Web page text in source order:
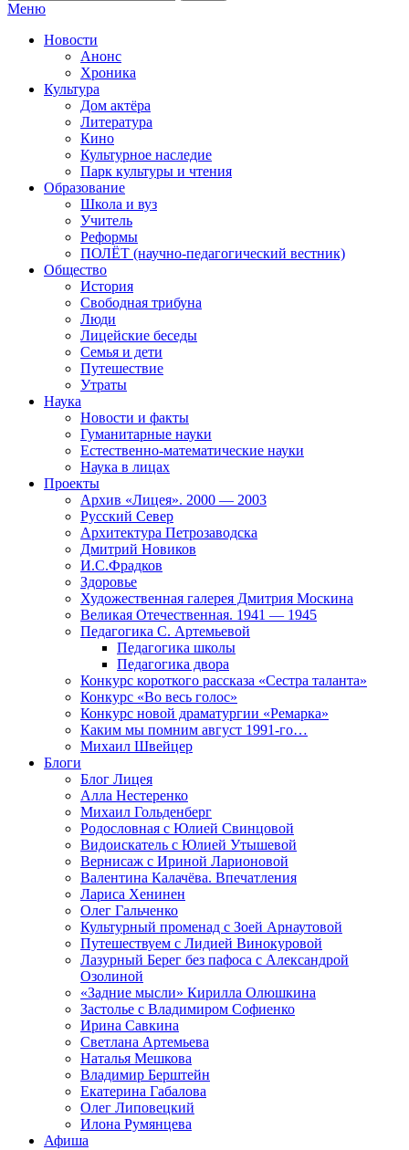
Меню
Новости
Анонс
Хроника
Культура
Дом актёра
Литература
Кино
Культурное наследие
Парк культуры и чтения
Образование
Школа и вуз
Учитель
Реформы
ПОЛЁТ (научно-педагогический вестник)
Общество
История
Свободная трибуна
Люди
Лицейские беседы
Семья и дети
Путешествие
Утраты
Наука
Новости и факты
Гуманитарные науки
Естественно-математические науки
Наука в лицах
Проекты
Архив «Лицея». 2000 — 2003
Русский Север
Архитектура Петрозаводска
Дмитрий Новиков
И.С.Фрадков
Здоровье
Художественная галерея Дмитрия Москина
Великая Отечественная. 1941 — 1945
Педагогика С. Артемьевой
Педагогика школы
Педагогика двора
Конкурс короткого рассказа «Сестра таланта»
Конкурс «Во весь голос»
Конкурс новой драматургии «Ремарка»
Каким мы помним август 1991-го…
Михаил Швейцер
Блоги
Блог Лицея
Алла Нестеренко
Михаил Гольденберг
Родословная с Юлией Свинцовой
Видоискатель с Юлией Утышевой
Вернисаж с Ириной Ларионовой
Валентина Калачёва. Впечатления
Лариса Хенинен
Олег Гальченко
Культурный променад с Зоей Арнаутовой
Путешествуем с Лидией Винокуровой
Лазурный Берег без пафоса с Александрой
Озолиной
«Задние мысли» Кирилла Олюшкина
Застолье с Владимиром Софиенко
Ирина Савкина
Светлана Артемьева
Наталья Мешкова
Владимир Берштейн
Екатерина Габалова
Олег Липовецкий
Илона Румянцева
Афиша